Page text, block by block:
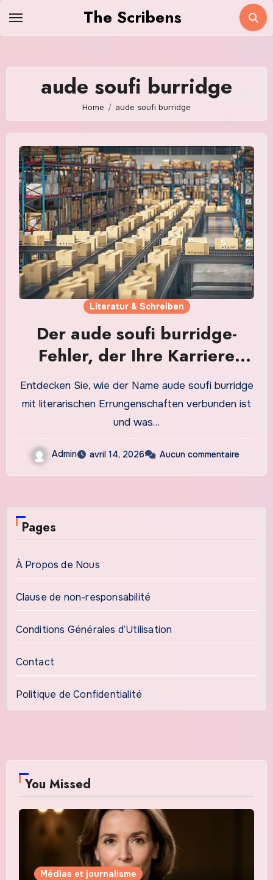
The Scribens
aude soufi burridge
Home aude soufi burridge
Literatur & Schreiben
Der aude soufi burridge-
Fehler, der Ihre Karriere
gefährdet
Entdecken Sie, wie der Name aude soufi burridge
mit literarischen Errungenschaften verbunden ist
und was…
Admin avril 14, 2026 Aucun commentaire
Pages
À Propos de Nous
Clause de non-responsabilité
Conditions Générales d’Utilisation
Contact
Politique de Confidentialité
You Missed
Médias et journalisme